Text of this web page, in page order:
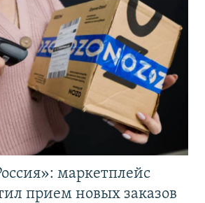
маркетплейс
прием новых заказов